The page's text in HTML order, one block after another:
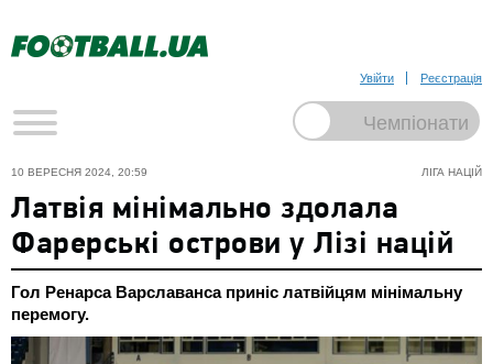
Увійти Реєстрація
ЛІГА НАЦІЙ
10 ВЕРЕСНЯ 2024, 20:59
Латвія мінімально здолала
Фарерські острови у Лізі націй
Гол Ренарса Варславанса приніс латвійцям мінімальну
перемогу.